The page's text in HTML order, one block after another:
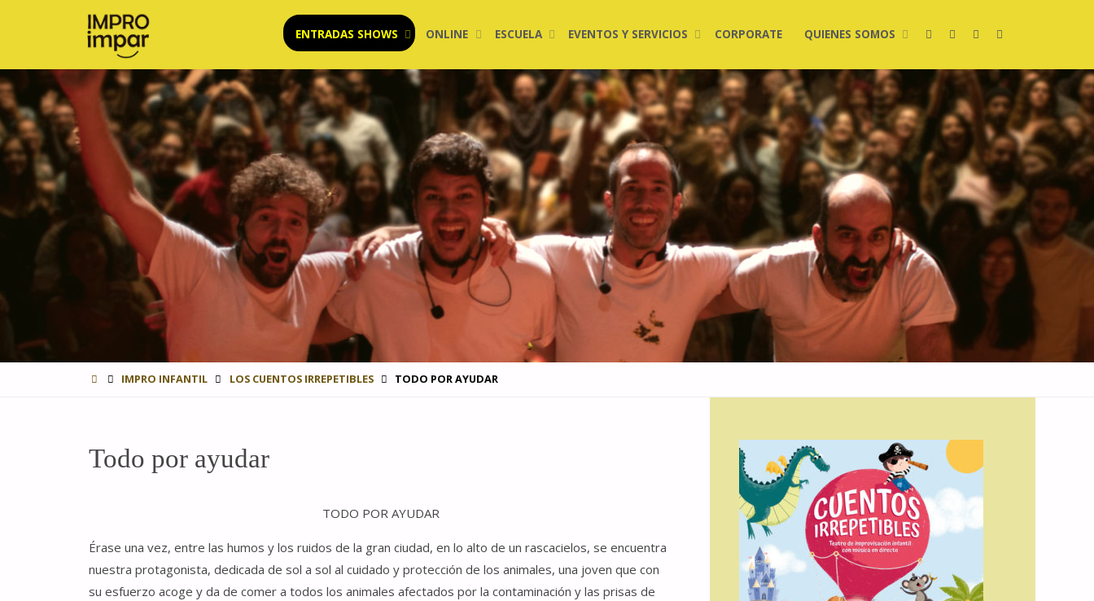
Saltar
contenido
ENTRADAS SHOWS ONLINE ESCUELA EVENTOS Y SERVICIOS CORPORATE QUIENES SOMOS
INICIOIMPRO INFANTIL LOS CUENTOS IRREPETIBLES TODO POR AYUDAR
Todo por ayudar
TODO POR AYUDAR
Érase una vez, entre las humos y los ruidos de la gran ciudad, en lo alto de un rascacielos, se encuentra
nuestra protagonista, dedicada de sol a sol al cuidado y protección de los animales, una joven que con
su esfuerzo acoge y da de comer a todos los animales afectados por la contaminación y las prisas de